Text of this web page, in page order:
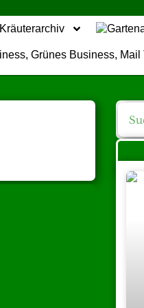
Kräuterarchiv